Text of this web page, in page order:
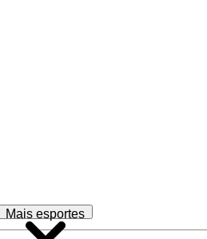
Mais esportes